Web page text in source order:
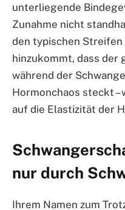
unterliegende
Zunahme nicht
den typischen
hinzukommt, dass der
während der
Hormonchaos steckt –
auf die Elastizität der
nur durch
Ihrem Namen zum